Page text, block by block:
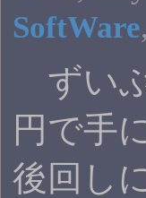
SoftWare,
ずい
円で手
後回し